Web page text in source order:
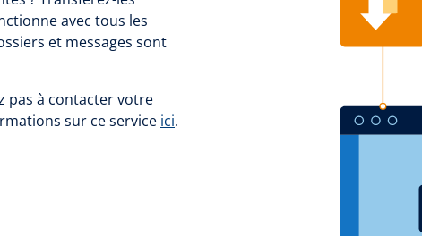
avec tous les
et messages sont
pas à contacter votre
sur ce service ici.